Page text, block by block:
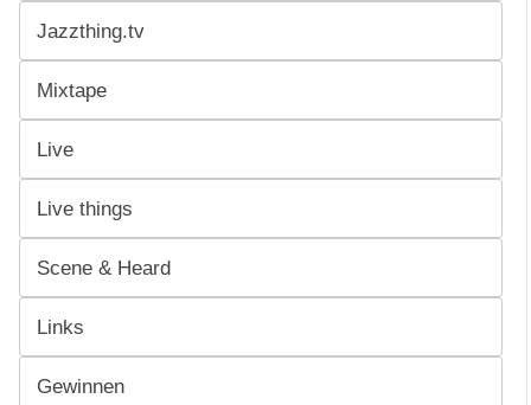
Jazzthing.tv
Mixtape
Live
Live things
Scene & Heard
Links
Gewinnen